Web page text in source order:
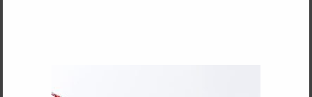
天地幅